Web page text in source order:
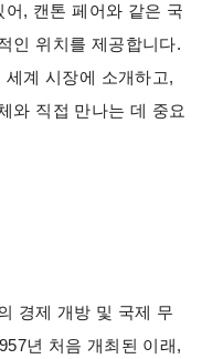
, 캔톤 페어와 같은 국
인 위치를 제공합니다.
계 시장에 소개하고,
와 직접 만나는 데 중요
경제 개방 및 국제 무
년 처음 개최된 이래,